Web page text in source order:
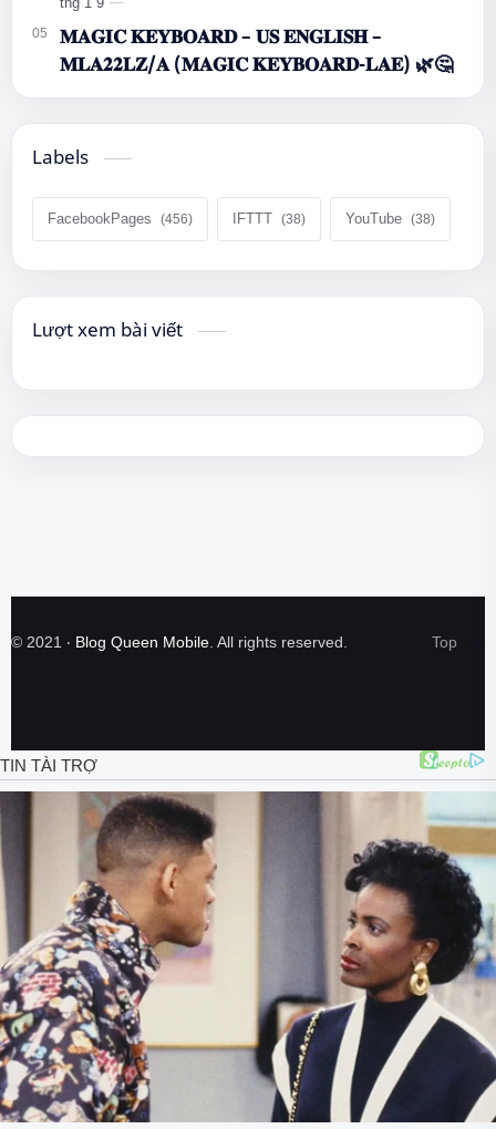
𝐌𝐀𝐆𝐈𝐂 𝐊𝐄𝐘𝐁𝐎𝐀𝐑𝐃 – 𝐔𝐒 𝐄𝐍𝐆𝐋𝐈𝐒𝐇 –
𝐌𝐋𝐀𝟐𝟐𝐋𝐙/𝐀 (𝐌𝐀𝐆𝐈𝐂 𝐊𝐄𝐘𝐁𝐎𝐀𝐑𝐃-𝐋𝐀𝐄) 🌿🤔
Labels
FacebookPages IFTTT YouTube
Lượt xem bài viết
© 2021 ‧ Blog Queen Mobile. All rights reserved.